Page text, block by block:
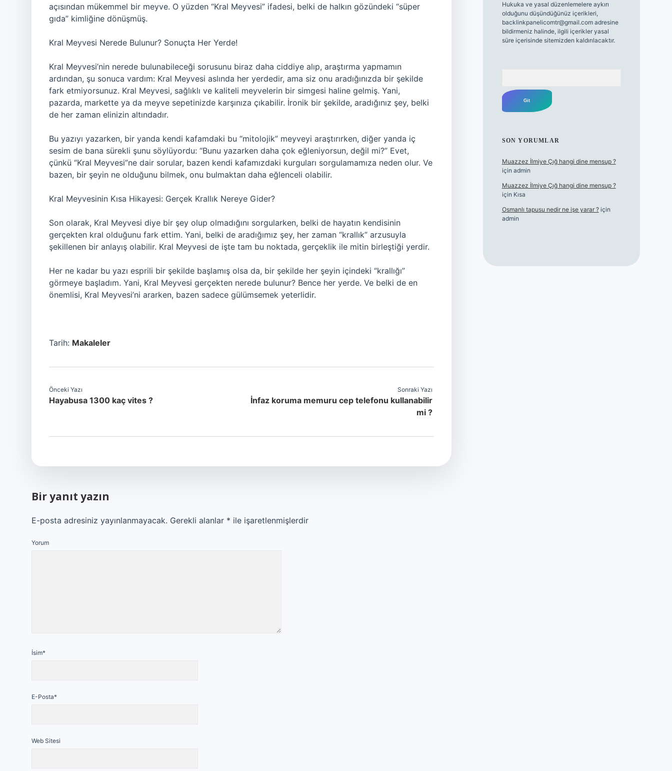
açısından mükemmel bir meyve. O yüzden “Kral Meyvesi” ifadesi, belki de halkın gözündeki “süper
gıda” kimliğine dönüşmüş.
Kral Meyvesi Nerede Bulunur? Sonuçta Her Yerde!
Kral Meyvesi’nin nerede bulunabileceği sorusunu biraz daha ciddiye alıp, araştırma yapmamın
ardından, şu sonuca vardım: Kral Meyvesi aslında her yerdedir, ama siz onu aradığınızda bir şekilde
fark etmiyorsunuz. Kral Meyvesi, sağlıklı ve kaliteli meyvelerin bir simgesi haline gelmiş. Yani,
pazarda, markette ya da meyve sepetinizde karşınıza çıkabilir. İronik bir şekilde, aradığınız şey, belki
de her zaman elinizin altındadır.
Bu yazıyı yazarken, bir yanda kendi kafamdaki bu “mitolojik” meyveyi araştırırken, diğer yanda iç
sesim de bana sürekli şunu söylüyordu: “Bunu yazarken daha çok eğleniyorsun, değil mi?” Evet,
çünkü “Kral Meyvesi”ne dair sorular, bazen kendi kafamızdaki kurguları sorgulamamıza neden olur. Ve
bazen, bir şeyin ne olduğunu bilmek, onu bulmaktan daha eğlenceli olabilir.
Kral Meyvesinin Kısa Hikayesi: Gerçek Krallık Nereye Gider?
Son olarak, Kral Meyvesi diye bir şey olup olmadığını sorgularken, belki de hayatın kendisinin
gerçekten kral olduğunu fark ettim. Yani, belki de aradığımız şey, her zaman “krallık” arzusuyla
şekillenen bir anlayış olabilir. Kral Meyvesi de işte tam bu noktada, gerçeklik ile mitin birleştiği yerdir.
Her ne kadar bu yazı esprili bir şekilde başlamış olsa da, bir şekilde her şeyin içindeki “krallığı”
görmeye başladım. Yani, Kral Meyvesi gerçekten nerede bulunur? Bence her yerde. Ve belki de en
önemlisi, Kral Meyvesi’ni ararken, bazen sadece gülümsemek yeterlidir.
Tarih: Makaleler
Önceki Yazı
Hayabusa 1300 kaç vites ?
Sonraki Yazı
İnfaz koruma memuru cep telefonu kullanabilir
mi ?
Bir yanıt yazın
E-posta adresiniz yayınlanmayacak. Gerekli alanlar * ile işaretlenmişlerdir
Yorum
İsim*
E-Posta*
Web Sitesi
Hukuka ve yasal düzenlemelere aykırı
olduğunu düşündüğünüz içerikleri,
backlinkpanelicomtr@gmail.comadresine
bildirmeniz halinde, ilgili içerikler yasal
süre içerisinde sitemizden kaldırılacaktır.
SON YORUMLAR
Muazzez İlmiye Çığ hangi dine mensup ?
için admin
Muazzez İlmiye Çığ hangi dine mensup ?
için Kısa
Osmanlı tapusu nedir ne işe yarar ?için
admin